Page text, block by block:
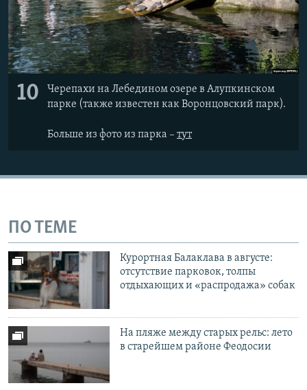
10
Черепахи на Лебедином озере в Алупкинском
парке (также известен как Воронцовский парк).
Больше из фото из парка – тут
ПО ТЕМЕ
Курортная Балаклава в августе:
отсутствие парковок, толпы
отдыхающих и «распродажа» собак
На пляже между старых рельс: лето
в старейшем районе Феодосии